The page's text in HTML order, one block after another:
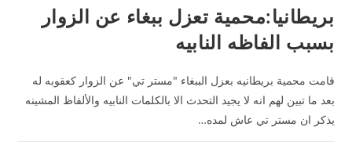
بريطانيا:محمية تعزل ببغاء عن الزوار
بسبب الفاظه النابيه
قامت محمية بريطانيه بعزل الببغاء "مستر تي" عن الزوار كعقوبه له
بعد ما تبين لهم انه لا يجيد التحدث الا بالكلمات النابيه والألفاظ المشينه
يذكر ان مستر تي عاش لمده…